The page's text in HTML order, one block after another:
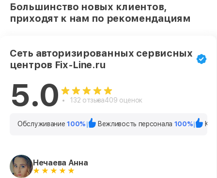
Большинство новых клиентов,
приходят к нам по рекомендациям
Сеть авторизированных сервисных
центров Fix-Line.ru
5.0 132 отзыва409 оценок
Обслуживание100% Вежливость персонала 100%
Нечаева Анна